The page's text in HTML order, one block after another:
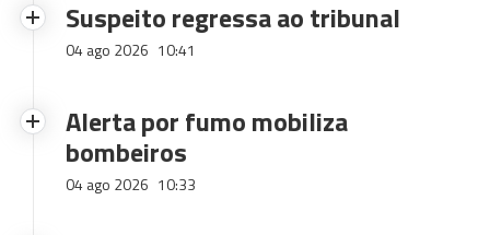
Suspeito regressa ao tribunal
04 ago 2026 10:41
Alerta por fumo mobiliza
bombeiros
04 ago 2026 10:33